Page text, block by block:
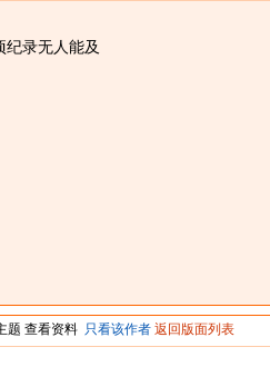
纪录无人能及
题 查看资料 只看该作者 返回版面列表